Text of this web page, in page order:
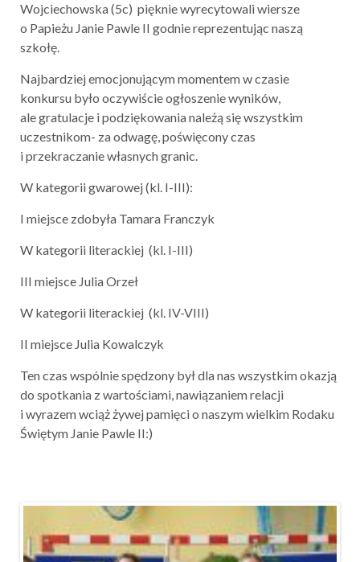
Wojciechowska (5c) pięknie wyrecytowali wiersze
o Papieżu Janie Pawle II godnie reprezentując naszą
szkołę.
Najbardziej emocjonującym momentem w czasie
konkursu było oczywiście ogłoszenie wyników,
ale gratulacje i podziękowania należą się wszystkim
uczestnikom- za odwagę, poświęcony czas
i przekraczanie własnych granic.
W kategorii gwarowej (kl. I-III):
I miejsce zdobyła Tamara Franczyk
W kategorii literackiej (kl. I-III)
III miejsce Julia Orzeł
W kategorii literackiej (kl. IV-VIII)
II miejsce Julia Kowalczyk
Ten czas wspólnie spędzony był dla nas wszystkim okazją
do spotkania z wartościami, nawiązaniem relacji
i wyrazem wciąż żywej pamięci o naszym wielkim Rodaku
Świętym Janie Pawle II:)